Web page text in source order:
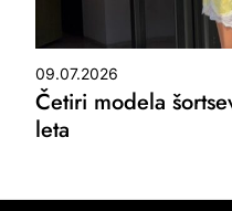
09.07.2026
Četiri modela
leta